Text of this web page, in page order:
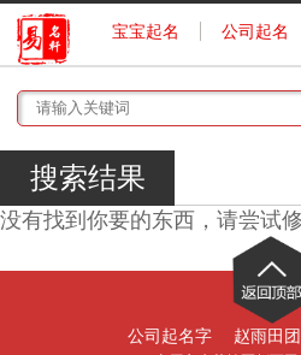
宝宝起名 公司起名
搜索结果
没有找到你要的东西，请尝试
公司起名字 赵雨田